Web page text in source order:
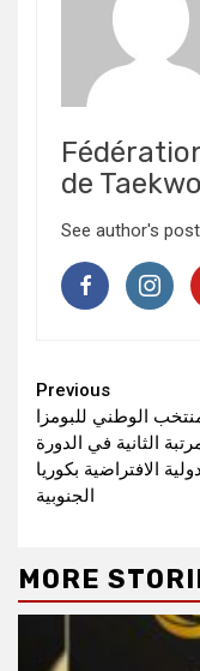
de
See author's
Continue
Reading
Previous
الوطني للبومزا
الثانية في الدورة
الافتراضية بكوريا
الجنوبية
MORE